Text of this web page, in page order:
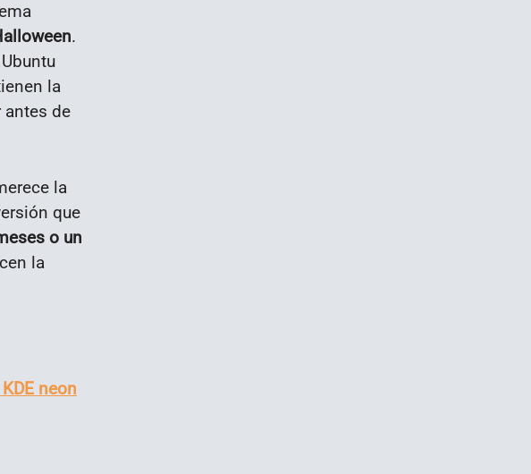
.
la
antes de
la
que
o un
la
neon